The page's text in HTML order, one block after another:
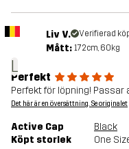
L
Liv V. Verifierad
Mått: 172cm, 60kg
Perfekt
Perfekt för löpning! Passar
Det här är en översättning. Se originalet
Active Cap
Black
Köpt storlek
One